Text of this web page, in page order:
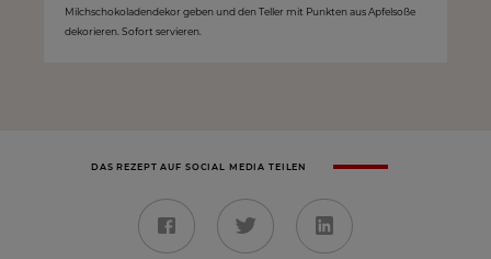
Milchschokoladendekor geben und den Teller mit Punkten aus Apfelsoße
dekorieren. Sofort servieren.
DAS REZEPT AUF SOCIAL MEDIA TEILEN